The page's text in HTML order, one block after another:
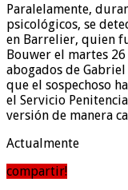
Paralelamente,
psicológicos, se
en Barrelier, quien
Bouwer el martes
abogados de
que el sospechoso
el Servicio
versión de manera
Actualmente
compartir!